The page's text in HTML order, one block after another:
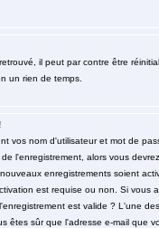
il peut par contre être
un rien de temps.
vos nom d'utilisateur et mot de
l'enregistrement, alors vous
enregistrements soient
est requise ou non. Si
est valide ? L'une
êtes sûr que l'adresse e-mail que